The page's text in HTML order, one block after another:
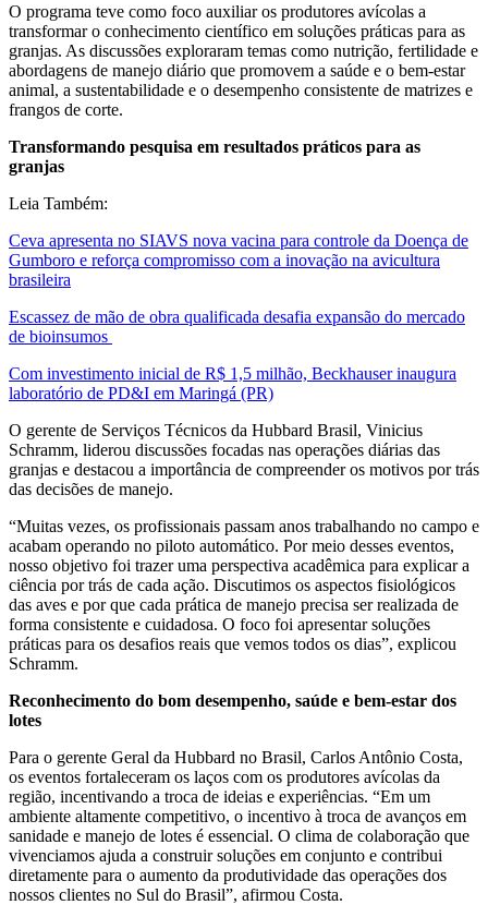
O programa teve como foco auxiliar os produtores avícolas a
transformar o conhecimento científico em soluções práticas para as
granjas. As discussões exploraram temas como nutrição, fertilidade e
abordagens de manejo diário que promovem a saúde e o bem-estar
animal, a sustentabilidade e o desempenho consistente de matrizes e
frangos de corte.
Transformando pesquisa em resultados práticos para as
granjas
Leia Também:
Ceva apresenta no SIAVS nova vacina para controle da Doença de
Gumboro e reforça compromisso com a inovação na avicultura
brasileira
Escassez de mão de obra qualificada desafia expansão do mercado
de bioinsumos
Com investimento inicial de R$ 1,5 milhão, Beckhauser inaugura
laboratório de PD&I em Maringá (PR)
O gerente de Serviços Técnicos da Hubbard Brasil, Vinicius
Schramm, liderou discussões focadas nas operações diárias das
granjas e destacou a importância de compreender os motivos por trás
das decisões de manejo.
“Muitas vezes, os profissionais passam anos trabalhando no campo e
acabam operando no piloto automático. Por meio desses eventos,
nosso objetivo foi trazer uma perspectiva acadêmica para explicar a
ciência por trás de cada ação. Discutimos os aspectos fisiológicos
das aves e por que cada prática de manejo precisa ser realizada de
forma consistente e cuidadosa. O foco foi apresentar soluções
práticas para os desafios reais que vemos todos os dias”, explicou
Schramm.
Reconhecimento do bom desempenho, saúde e bem-estar dos
lotes
Para o gerente Geral da Hubbard no Brasil, Carlos Antônio Costa,
os eventos fortaleceram os laços com os produtores avícolas da
região, incentivando a troca de ideias e experiências. “Em um
ambiente altamente competitivo, o incentivo à troca de avanços em
sanidade e manejo de lotes é essencial. O clima de colaboração que
vivenciamos ajuda a construir soluções em conjunto e contribui
diretamente para o aumento da produtividade das operações dos
nossos clientes no Sul do Brasil”, afirmou Costa.